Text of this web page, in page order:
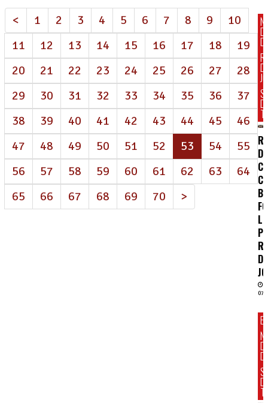
< 1 2 3 4 5 6 7 8 9
10
11
12 13 14 15 16 17 18
19
20
21 22 23 24 25 26 27
28
29
30 31 32 33 34 35 36
37
38
39 40 41 42 43 44 45
46
47
48 49 50 51 52 53 (atual)
54
55
56
57 58 59 60 61 62 63
64
65
66 67 68 69 70 >
DE
DA
07/